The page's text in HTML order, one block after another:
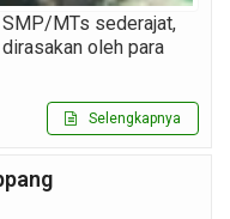
SMP/MTs sederajat,
oleh para
Selengkapnya